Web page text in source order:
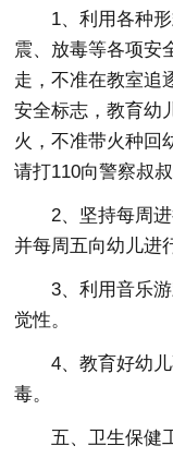
1、利用各种
震、放毒等各项安
走，不准在教室追
安全标志，教育幼
火，不准带火种回
请打110向警察叔
2、坚持每周
并每周五向幼儿进
3、利用音乐
觉性。
4、教育好幼
毒。
五、卫生保健